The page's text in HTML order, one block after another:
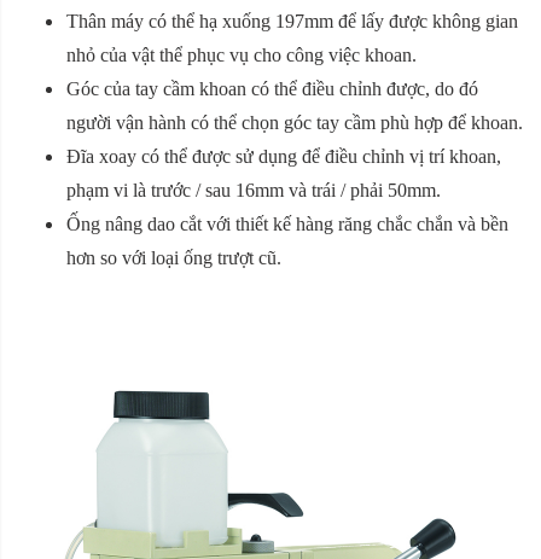
Thân máy có thể hạ xuống 197mm để lấy được không gian
nhỏ của vật thể phục vụ cho công việc khoan.
Góc của tay cầm khoan có thể điều chỉnh được, do đó
người vận hành có thể chọn góc tay cầm phù hợp để khoan.
Đĩa xoay có thể được sử dụng để điều chỉnh vị trí khoan,
phạm vi là trước / sau 16mm và trái / phải 50mm.
Ống nâng dao cắt với thiết kế hàng răng chắc chắn và bền
hơn so với loại ống trượt cũ.